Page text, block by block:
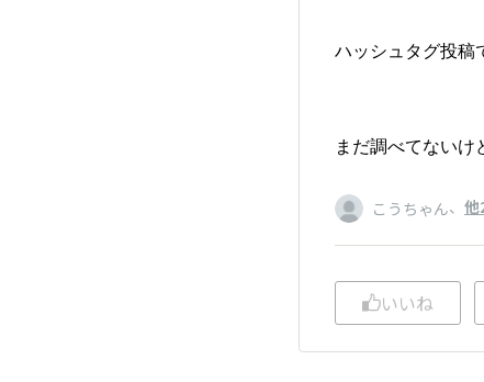
ハッシュタグ投稿
まだ調べてない
こうちゃん、 他
いいね